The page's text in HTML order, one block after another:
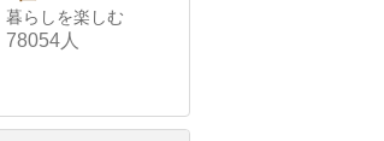
暮らしを楽しむ
78054人